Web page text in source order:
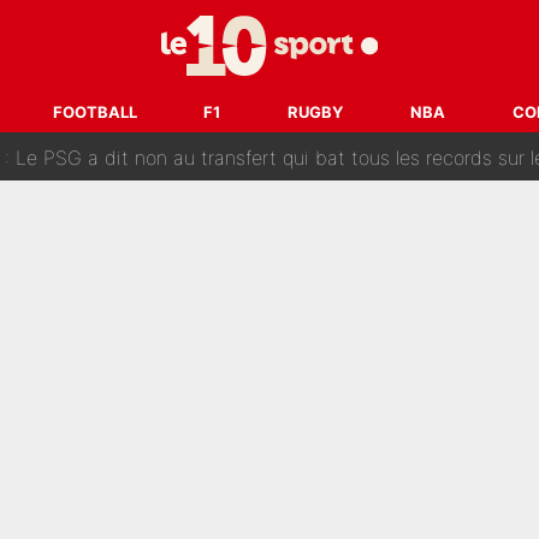
FOOTBALL F1 RUGBY NBA
et va entrer dans une nouvelle dimension :
fait une offre pour recruter un ancien joueur du
: Le PSG a dit non au transfert qui bat tous les records sur